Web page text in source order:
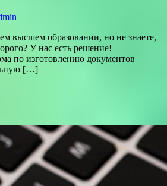
высшем образовании, но не знаете,
У нас есть решение!
по изготовлению документов
[…]